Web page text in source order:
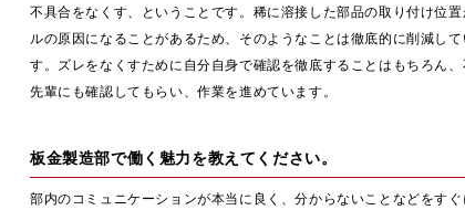
不具合をなくす、ということです。稀に溶接した部品の取り付け位
ルの原因になることがあるため、そのようなことは徹底的に削減し
す。ズレをなくすために自分自身で確認を徹底することはもちろん
先輩にも確認してもらい、作業を進めています。
板金製造部で働く魅力を教えてください。
部内のコミュニケーションが本当に良く、分からないことなどをす